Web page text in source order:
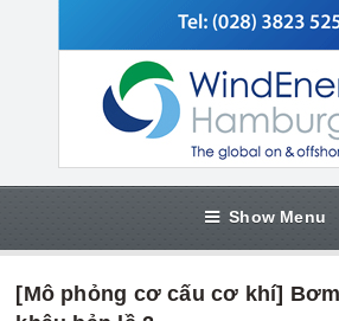
Show Menu
[Mô phỏng cơ cấu cơ khí]